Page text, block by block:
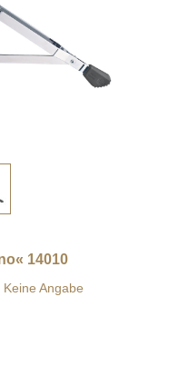
14010
Angabe